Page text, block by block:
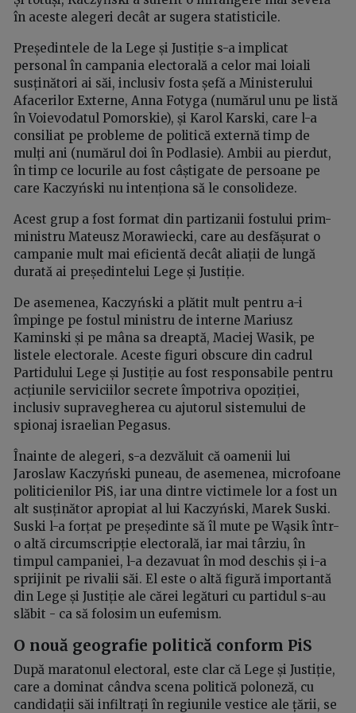
în aceste alegeri decât ar sugera statisticile.
Președintele de la Lege și Justiție s-a implicat
personal în campania electorală a celor mai loiali
susținători ai săi, inclusiv fosta șefă a Ministerului
Afacerilor Externe, Anna Fotyga (numărul unu pe listă
în Voievodatul Pomorskie), și Karol Karski, care l-a
consiliat pe probleme de politică externă timp de
mulți ani (numărul doi în Podlasie). Ambii au pierdut,
în timp ce locurile au fost câștigate de persoane pe
care Kaczyński nu intenționa să le consolideze.
Acest grup a fost format din partizanii fostului prim-
ministru Mateusz Morawiecki, care au desfășurat o
campanie mult mai eficientă decât aliații de lungă
durată ai președintelui Lege și Justiție.
De asemenea, Kaczyński a plătit mult pentru a-i
împinge pe fostul ministru de interne Mariusz
Kaminski și pe mâna sa dreaptă, Maciej Wasik, pe
listele electorale. Aceste figuri obscure din cadrul
Partidului Lege și Justiție au fost responsabile pentru
acțiunile serviciilor secrete împotriva opoziției,
inclusiv supravegherea cu ajutorul sistemului de
spionaj israelian Pegasus.
Înainte de alegeri, s-a dezvăluit că oamenii lui
Jaroslaw Kaczyński puneau, de asemenea, microfoane
politicienilor PiS, iar una dintre victimele lor a fost un
alt susținător apropiat al lui Kaczyński, Marek Suski.
Suski l-a forțat pe președinte să îl mute pe Wąsik într-
o altă circumscripție electorală, iar mai târziu, în
timpul campaniei, l-a dezavuat în mod deschis și i-a
sprijinit pe rivalii săi. El este o altă figură importantă
din Lege și Justiție ale cărei legături cu partidul s-au
slăbit - ca să folosim un eufemism.
O nouă geografie politică conform PiS
După maratonul electoral, este clar că Lege și Justiție,
care a dominat cândva scena politică poloneză, cu
candidații săi infiltrați în regiunile vestice ale țării, se